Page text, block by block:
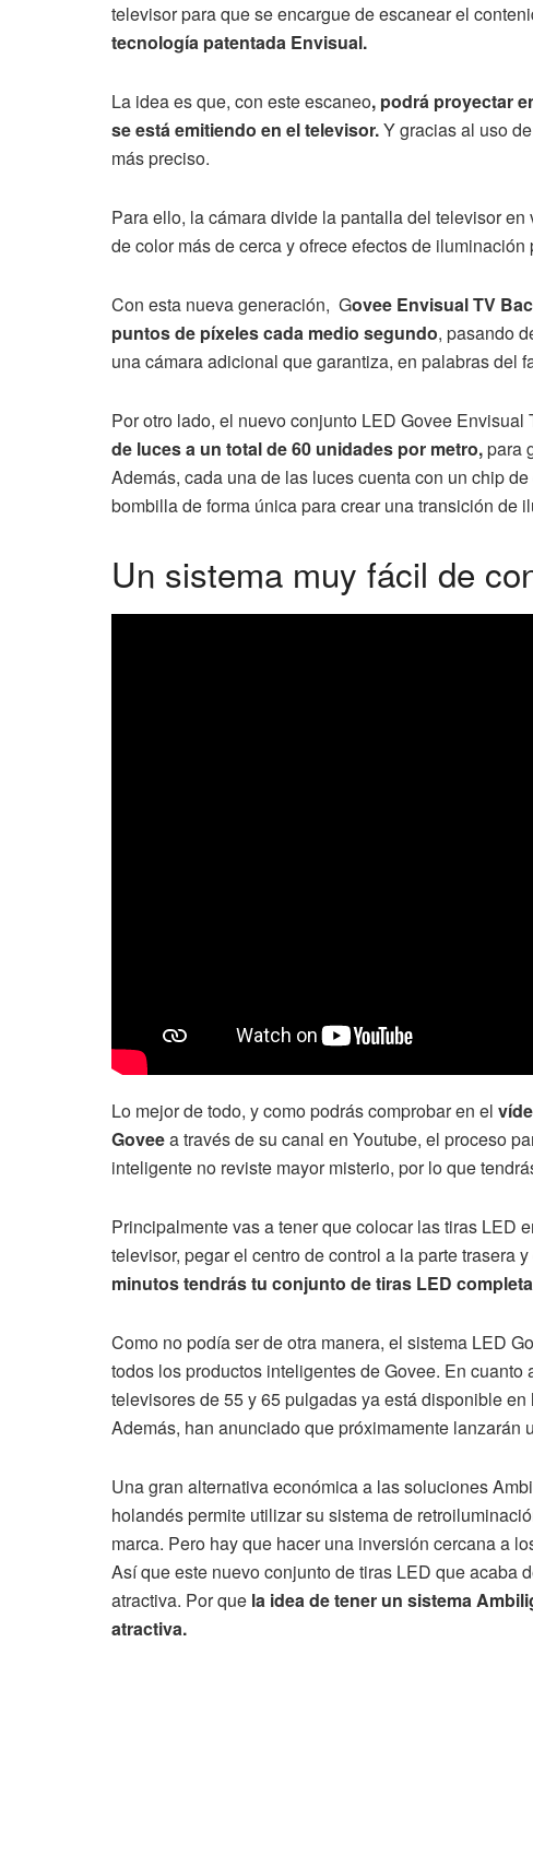
televisor para que se encargue de escanear el
tecnología patentada Envisual.
La idea es que, con este escaneo, podrá proyectar
se está emitiendo en el televisor.Y gracias al uso
más preciso.
Para ello, la cámara divide la pantalla del televisor
de color más de cerca y ofrece efectos de
Con esta nueva generación, Govee Envisual TV
puntos de píxeles cada medio segundo, pasando
una cámara adicional que garantiza, en palabras del
Por otro lado, el nuevo conjunto LED Govee Envisual
de luces a un total de 60 unidades por metro,para
Además, cada una de las luces cuenta con un chip
bombilla de forma única para crear una transición de
Un sistema muy fácil de
Lo mejor de todo, y como podrás comprobar en el
Goveea través de su canal en Youtube, el proceso
inteligente no reviste mayor misterio, por lo que
Principalmente vas a tener que colocar las tiras LED
televisor, pegar el centro de control a la parte trasera
minutos tendrás tu conjunto de tiras LED
Como no podía ser de otra manera, el sistema LED
todos los productos inteligentes de Govee. En
televisores de 55 y 65 pulgadas ya está disponible en
Además, han anunciado que próximamente
Una gran alternativa económica a las soluciones
holandés permite utilizar su sistema de
marca. Pero hay que hacer una inversión cercana a
Así que este nuevo conjunto de tiras LED que acaba
atractiva. Por que la idea de tener un sistema
atractiva.